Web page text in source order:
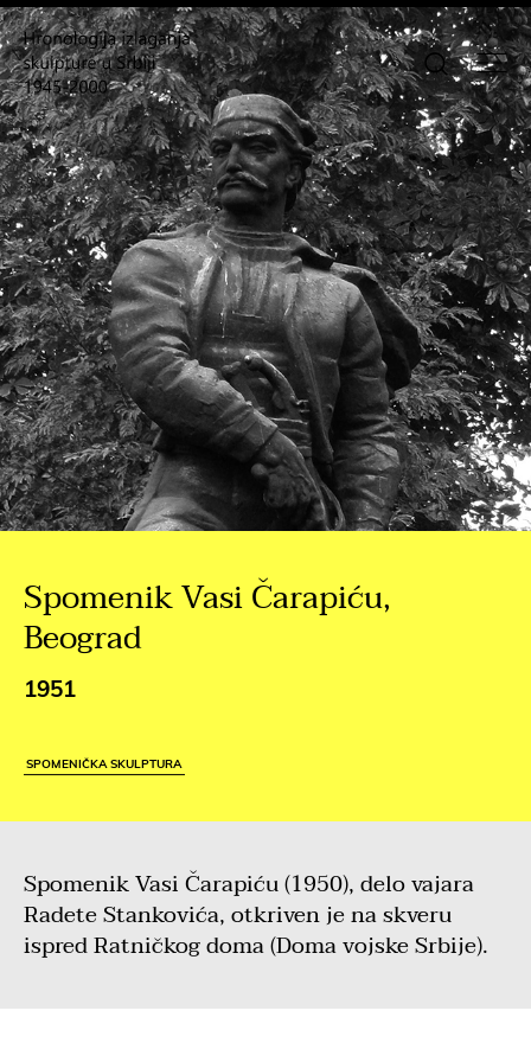
Spomenik Vasi Čarapiću,
Beograd
1951
SPOMENIČKA SKULPTURA
Spomenik Vasi Čarapiću (1950), delo vajara
Radete Stankovića, otkriven je na skveru
ispred Ratničkog doma (Doma vojske Srbije).